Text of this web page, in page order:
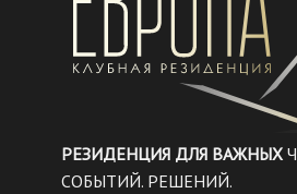
РЕЗИДЕНЦИЯ ДЛЯ ВАЖНЫХ
СОБЫТИЙ. РЕШЕНИЙ.